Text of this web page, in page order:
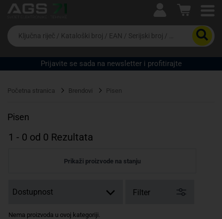
Ova postavka prilagođava asortiman proizvoda i
cijene vašim potrebama.
Da
biste
potražili
proizvod,
unesite
riječ,
EAN
serijski
Prijavite se sada na newsletter i profitirajte
Početna stranica Brendovi Pisen
Pisen
1 - 0 od 0 Rezultata
Prikaži proizvode na stanju
Filter
Nema proizvoda u ovoj kategoriji.